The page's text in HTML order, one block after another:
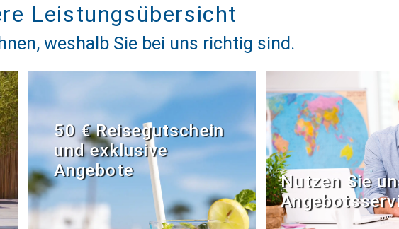
Leistungsübersicht
weshalb Sie bei uns richtig sind.
50 € Reisegutschein
und exklusive
Angebote
Nutzen Sie